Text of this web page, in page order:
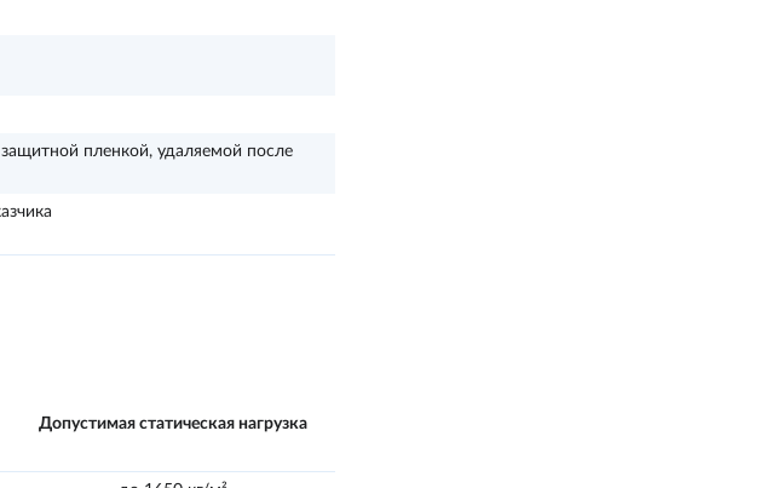
пленкой, удаляемой после
Допустимая статическая нагрузка